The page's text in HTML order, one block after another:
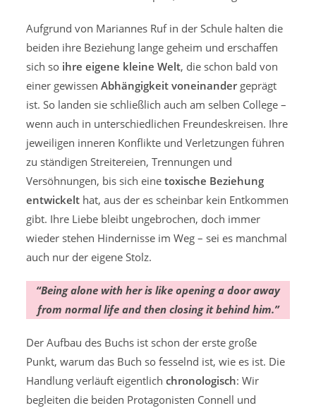
Aufgrund von Mariannes Ruf in der Schule halten die
beiden ihre Beziehung lange geheim und erschaffen
sich so ihre eigene kleine Welt, die schon bald von
einer gewissenAbhängigkeit voneinandergeprägt
ist. So landen sie schließlich auch am selben College –
wenn auch in unterschiedlichen Freundeskreisen. Ihre
jeweiligen inneren Konflikte und Verletzungen führen
zu ständigen Streitereien, Trennungen und
Versöhnungen, bis sich einetoxische Beziehung
entwickelt hat, aus der es scheinbar kein Entkommen
gibt. Ihre Liebe bleibt ungebrochen, doch immer
wieder stehen Hindernisse im Weg – sei es manchmal
auch nur der eigene Stolz.
“Being alone with her is like opening a door away
from normal life and then closing it behind him.”
Der Aufbau des Buchs ist schon der erste große
Punkt, warum das Buch so fesselnd ist, wie es ist. Die
Handlung verläuft eigentlichchronologisch: Wir
begleiten die beiden Protagonisten Connell und